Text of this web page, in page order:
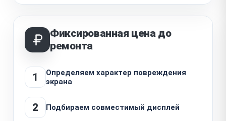
Фиксированная цена до
ремонта
1
Определяем характер повреждения
экрана
2 Подбираем совместимый дисплей